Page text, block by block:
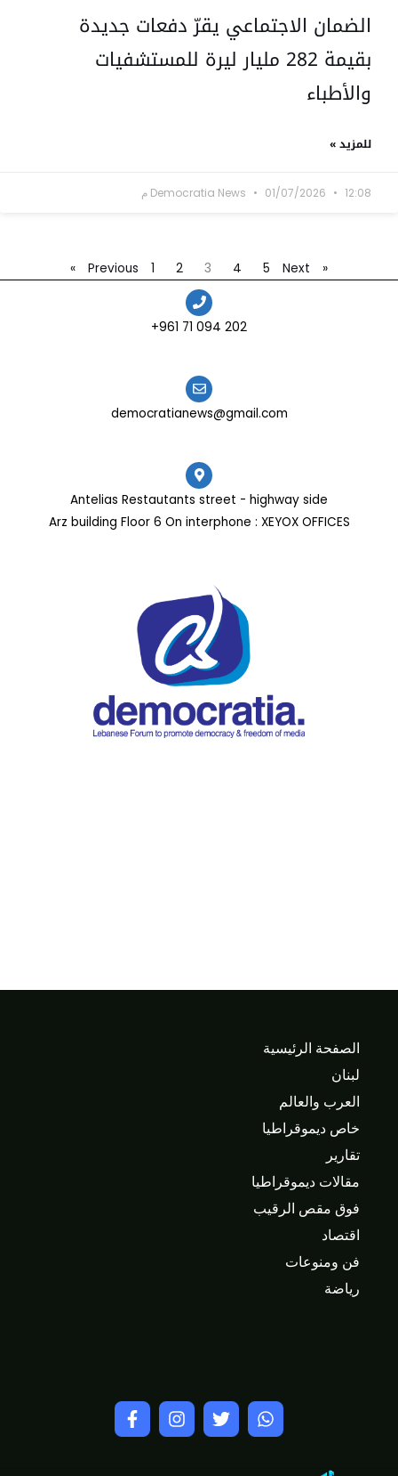
الضمان الاجتماعي يقرّ دفعات جديدة
بقيمة 282 مليار ليرة للمستشفيات
والأطباء
للمزيد »
Democratia News 01/07/2026 12:08 م
« Previous
1 2 3 4 5 Next »
202 094 71 961+
democratianews@gmail.com
Antelias Restautants street - highway side
Arz building Floor 6 On interphone : XEYOX OFFICES
الصفحة الرئيسية
لبنان
العرب والعالم
خاص ديموقراطيا
تقارير
مقالات ديموقراطيا
فوق مقص الرقيب
اقتصاد
فن ومنوعات
رياضة